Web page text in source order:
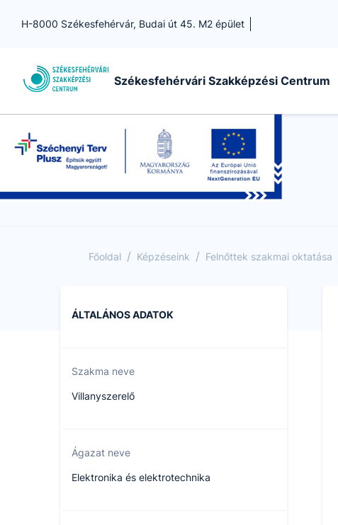
H-8000 Székesfehérvár, Budai út 45. M2 épület
Székesfehérvári Szakképzési Centrum
Főoldal / Képzéseink / Felnőttek szakmai oktatása
ÁLTALÁNOS ADATOK
Szakma neve
Villanyszerelő
Ágazat neve
Elektronika és elektrotechnika